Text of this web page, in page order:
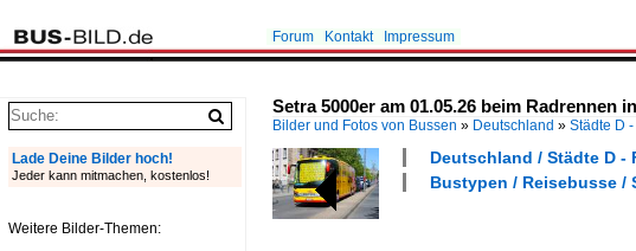
Forum Kontakt Impressum
Setra 5000er am 01.05.26 beim Radrennen
Bilder und Fotos von Bussen » Deutschland » Städte D -
Deutschland / Städte D -
Bustypen / Reisebusse /
Lade Deine Bilder hoch!
Jeder kann mitmachen, kostenlos!
Weitere Bilder-Themen: